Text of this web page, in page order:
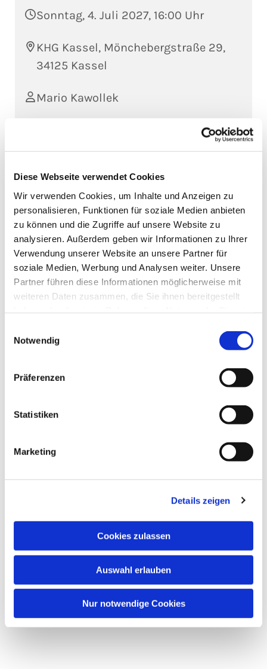
Diese Webseite verwendet Cookies
Wir verwenden Cookies, um Inhalte und Anzeigen zu
personalisieren, Funktionen für soziale Medien anbieten
zu können und die Zugriffe auf unsere Website zu
analysieren. Außerdem geben wir Informationen zu Ihrer
Verwendung unserer Website an unsere Partner für
soziale Medien, Werbung und Analysen weiter. Unsere
Partner führen diese Informationen möglicherweise mit
weiteren Daten zusammen, die Sie ihnen bereitgestellt
Notwendig
Präferenzen
Statistiken
Marketing
Details zeigen
Cookies zulassen
Auswahl erlauben
Nur notwendige Cookies
Sonntag, 4. Juli 2027, 16:00 Uhr
KHG Kassel, Mönchebergstraße 29,
34125 Kassel
Mario Kawollek
Bonifatius Church Kassel" at 4pm
interessieren